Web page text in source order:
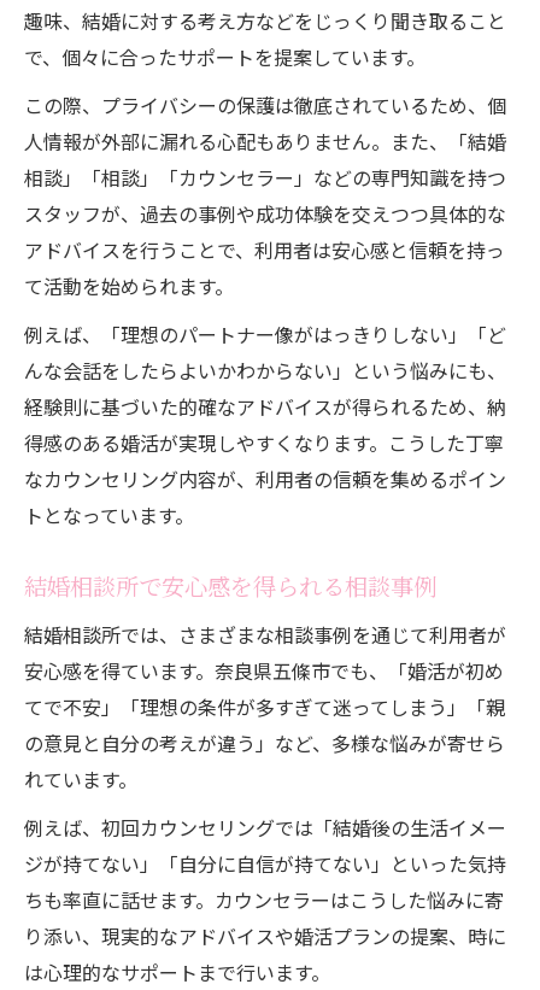
趣味、結婚に対する考え方などをじっくり聞き取ること
で、個々に合ったサポートを提案しています。
この際、プライバシーの保護は徹底されているため、個
人情報が外部に漏れる心配もありません。また、「結婚
相談」「相談」「カウンセラー」などの専門知識を持つ
スタッフが、過去の事例や成功体験を交えつつ具体的な
アドバイスを行うことで、利用者は安心感と信頼を持っ
て活動を始められます。
例えば、「理想のパートナー像がはっきりしない」「ど
んな会話をしたらよいかわからない」という悩みにも、
経験則に基づいた的確なアドバイスが得られるため、納
得感のある婚活が実現しやすくなります。こうした丁寧
なカウンセリング内容が、利用者の信頼を集めるポイン
トとなっています。
結婚相談所で安心感を得られる相談事例
結婚相談所では、さまざまな相談事例を通じて利用者が
安心感を得ています。奈良県五條市でも、「婚活が初め
てで不安」「理想の条件が多すぎて迷ってしまう」「親
の意見と自分の考えが違う」など、多様な悩みが寄せら
れています。
例えば、初回カウンセリングでは「結婚後の生活イメー
ジが持てない」「自分に自信が持てない」といった気持
ちも率直に話せます。カウンセラーはこうした悩みに寄
り添い、現実的なアドバイスや婚活プランの提案、時に
は心理的なサポートまで行います。